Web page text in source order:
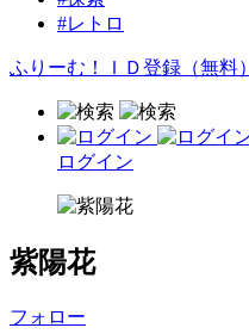
#レトロ
ふりーむ！ＩＤ登録（無料）
ログイン
紫陽花
フォロー